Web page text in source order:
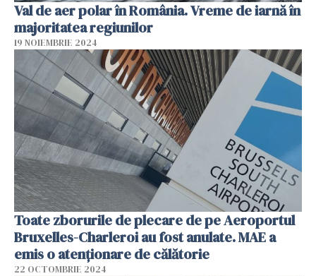
Val de aer polar în România. Vreme de iarnă în
majoritatea regiunilor
19 NOIEMBRIE 2024
Toate zborurile de plecare de pe Aeroportul
Bruxelles-Charleroi au fost anulate. MAE a
emis o atenționare de călătorie
22 OCTOMBRIE 2024